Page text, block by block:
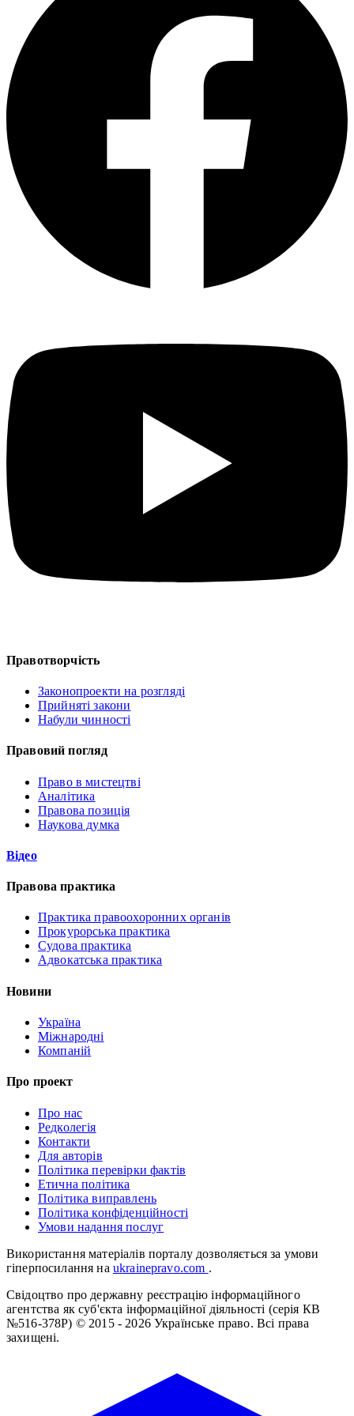
Правотворчість
Законопроекти на розгляді
Прийняті закони
Набули чинності
Правовий погляд
Право в мистецтві
Аналітика
Правова позиція
Наукова думка
Відео
Правова практика
Практика правоохоронних органів
Прокурорська практика
Судова практика
Адвокатська практика
Новини
Україна
Міжнародні
Компаній
Про проект
Про нас
Редколегія
Контакти
Для авторів
Політика перевірки фактів
Етична політика
Політика виправлень
Політика конфіденційності
Умови надання послуг
Використання матеріалів порталу дозволяється за умови
гіперпосилання на ukrainepravo.com .
Свідоцтво про державну реєстрацію інформаційного
агентства як суб'єкта інформаційної діяльності (серія КВ
№516-378Р) © 2015 - 2026 Українське право. Всі права
захищені.